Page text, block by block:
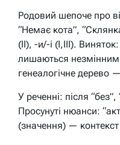
Родовий шепоче про
“Немає кота”,
(II), -и/-і (I,III). Виняток:
лишаються
генеалогічне дерево
У реченні: після
Просунуті нюанси:
(значення) —